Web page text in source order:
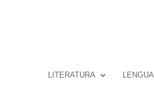
LITERATURA LENGUA